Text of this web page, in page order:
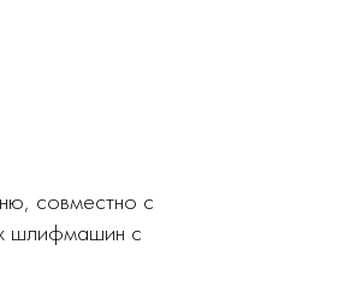
совместно с
шлифмашин с